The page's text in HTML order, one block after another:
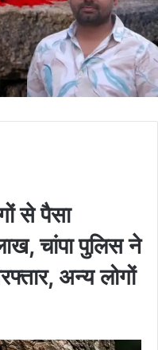
से पैसा
चांपा पुलिस ने
अन्य लोगों